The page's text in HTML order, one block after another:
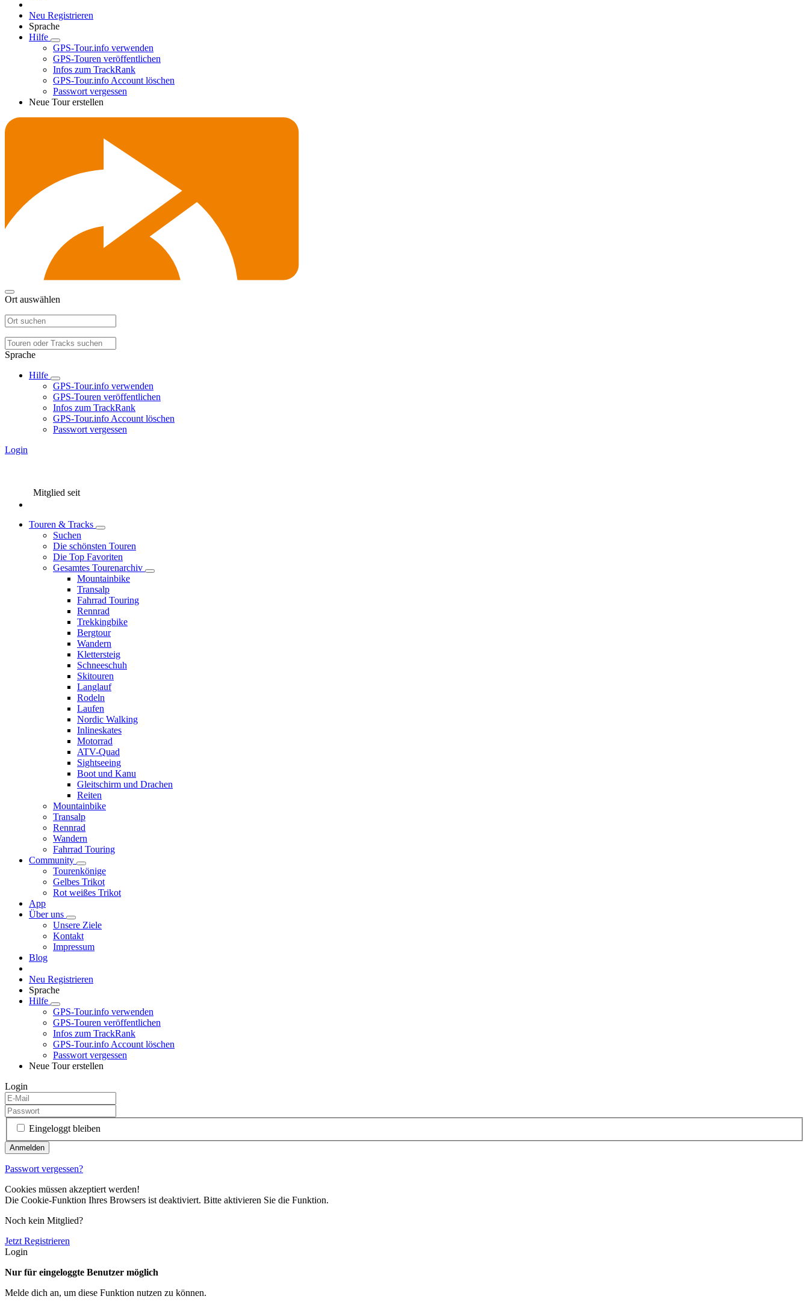
Neu Registrieren
Sprache
Hilfe
GPS-Tour.info verwenden
GPS-Touren veröffentlichen
Infos zum TrackRank
GPS-Tour.info Account löschen
Passwort vergessen
Neue Tour erstellen
Ort auswählen
Sprache
Hilfe
GPS-Tour.info verwenden
GPS-Touren veröffentlichen
Infos zum TrackRank
GPS-Tour.info Account löschen
Passwort vergessen
Login
Mitglied seit
Touren & Tracks
Suchen
Die schönsten Touren
Die Top Favoriten
Gesamtes Tourenarchiv
Mountainbike
Transalp
Fahrrad Touring
Rennrad
Trekkingbike
Bergtour
Wandern
Klettersteig
Schneeschuh
Skitouren
Langlauf
Rodeln
Laufen
Nordic Walking
Inlineskates
Motorrad
ATV-Quad
Sightseeing
Boot und Kanu
Gleitschirm und Drachen
Reiten
Mountainbike
Transalp
Rennrad
Wandern
Fahrrad Touring
Community
Tourenkönige
Gelbes Trikot
Rot weißes Trikot
App
Über uns
Unsere Ziele
Kontakt
Impressum
Blog
Neu Registrieren
Sprache
Hilfe
GPS-Tour.info verwenden
GPS-Touren veröffentlichen
Infos zum TrackRank
GPS-Tour.info Account löschen
Passwort vergessen
Neue Tour erstellen
Login
Eingeloggt bleiben
Passwort vergessen?
Cookies müssen akzeptiert werden!
Die Cookie-Funktion Ihres Browsers ist deaktiviert. Bitte aktivieren Sie die Funktion.
Noch kein Mitglied?
Jetzt Registrieren
Login
Nur für eingeloggte Benutzer möglich
Melde dich an, um diese Funktion nutzen zu können.